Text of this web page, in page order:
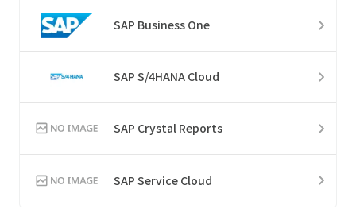
SAP Business One
SAP S/4HANA Cloud
SAP Crystal Reports
SAP Service Cloud